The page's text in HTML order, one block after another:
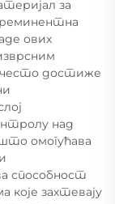
за
ових
често достиже
над
омогућава
способност
које захтевају